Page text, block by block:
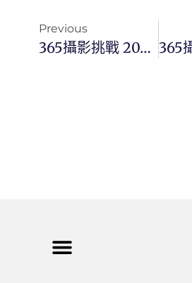
Previous
365攝影挑戰 20260323(一)082/365 Day3735